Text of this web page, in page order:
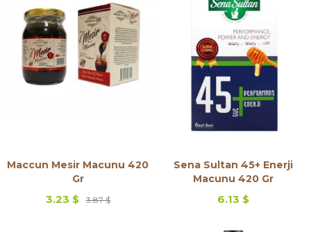
Maccun Mesir Macunu 420
Gr
3.23 $ 3.87 $
Sena Sultan 45+ Enerji
Macunu 420 Gr
6.13 $